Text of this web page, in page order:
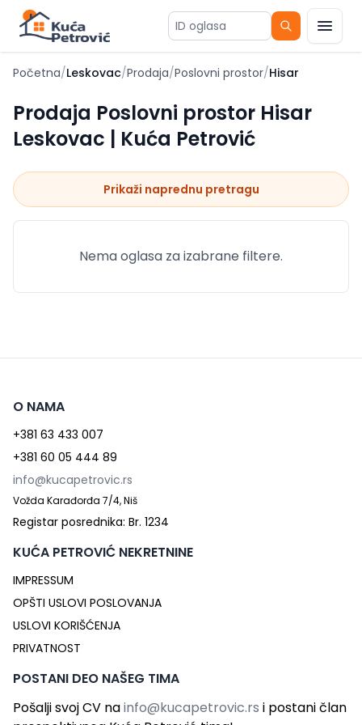
ID oglasa
Početna/Leskovac/Prodaja/Poslovni prostor/Hisar
Prodaja Poslovni prostor Hisar
Leskovac | Kuća Petrović
Prikaži naprednu pretragu
Nema oglasa za izabrane filtere.
O NAMA
+381 63 433 007
+381 60 05 444 89
info@kucapetrovic.rs
Vožda Karađorđa 7/4, Niš
Registar posrednika: Br. 1234
KUĆA PETROVIĆ NEKRETNINE
IMPRESSUM
OPŠTI USLOVI POSLOVANJA
USLOVI KORIŠĆENJA
PRIVATNOST
POSTANI DEO NAŠEG TIMA
Pošalji svoj CV nainfo@kucapetrovic.rs i postani član